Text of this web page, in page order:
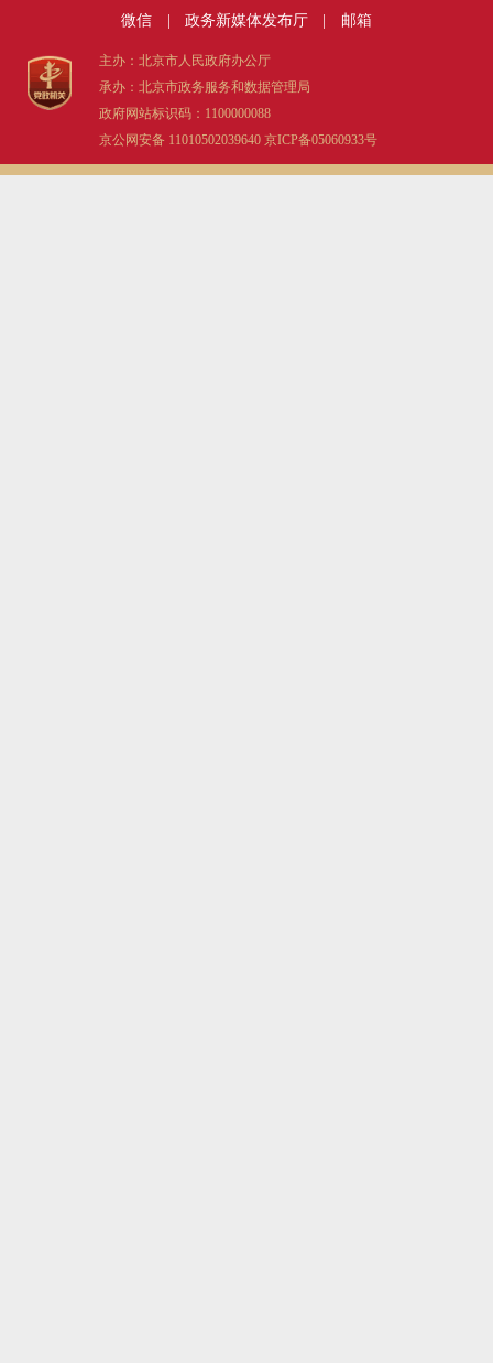
微信 政务新媒体发布厅 邮箱
主办：北京市人民政府办公厅
承办：北京市政务服务和数据管理局
政府网站标识码：1100000088
京公网安备 11010502039640 京ICP备05060933号